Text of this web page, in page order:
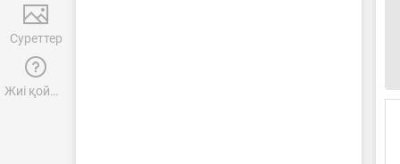
Суреттер
Жиі қойылатын сұрақтар